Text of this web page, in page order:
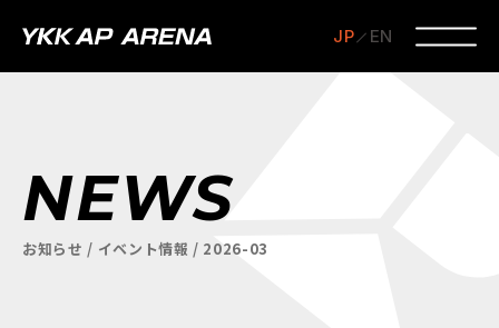
JP EN
NEWS
お知らせ / イベント情報 / 2026-03